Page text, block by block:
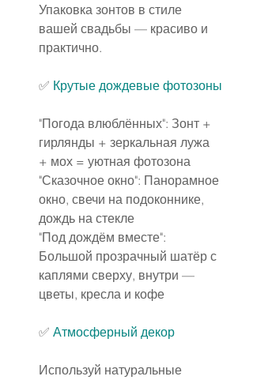
Упаковка зонтов в стиле
вашей свадьбы — красиво и
практично.
✅️ Крутые дождевые фотозоны
"Погода влюблённых": Зонт +
гирлянды + зеркальная лужа
+ мох = уютная фотозона
"Сказочное окно": Панорамное
окно, свечи на подоконнике,
дождь на стекле
"Под дождём вместе":
Большой прозрачный шатёр с
каплями сверху, внутри —
цветы, кресла и кофе
✅️ Атмосферный декор
Используй натуральные